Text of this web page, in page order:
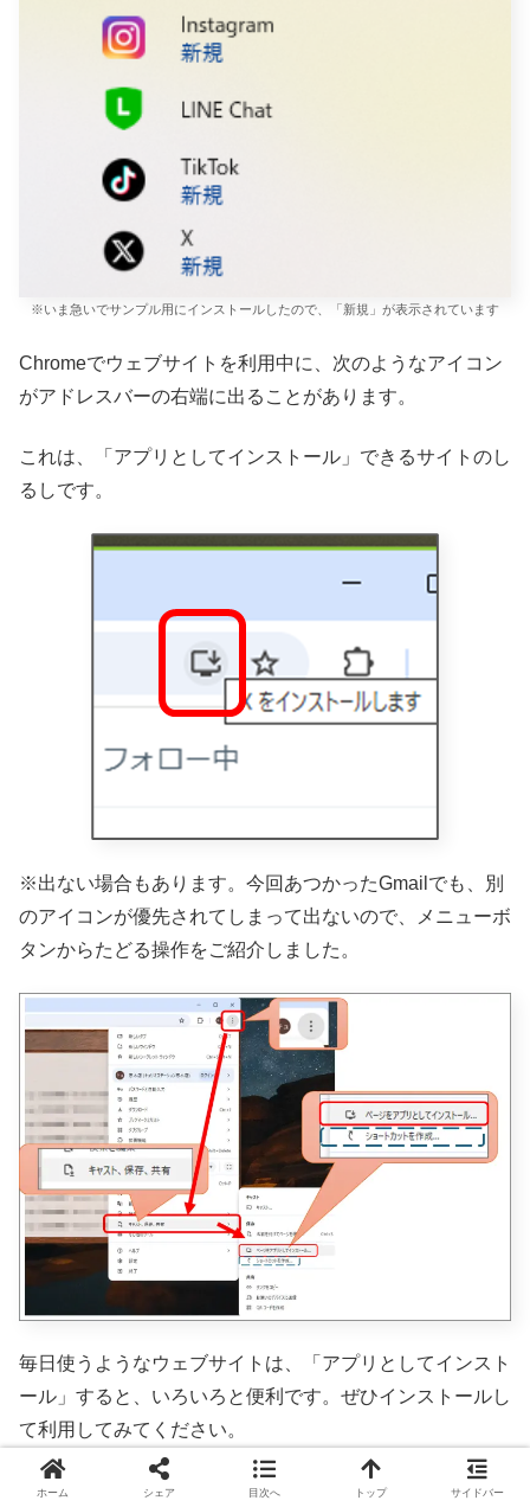
※いま急いでサンプル用にインストールしたので、「新規」が表示されています
Chromeでウェブサイトを利用中に、次のようなアイコン
がアドレスバーの右端に出ることがあります。
これは、「アプリとしてインストール」できるサイトのし
るしです。
※出ない場合もあります。今回あつかったGmailでも、別
のアイコンが優先されてしまって出ないので、メニューボ
タンからたどる操作をご紹介しました。
毎日使うようなウェブサイトは、「アプリとしてインスト
ール」すると、いろいろと便利です。ぜひインストールし
て利用してみてください。
ホーム シェア 目次へ トップ サイドバー